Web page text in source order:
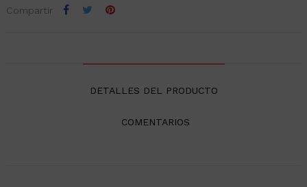
Compartir
DETALLES DEL PRODUCTO
COMENTARIOS